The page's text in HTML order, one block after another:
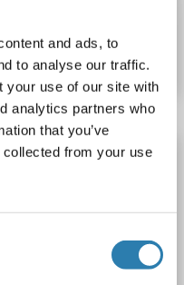
and ads, to
to analyse our traffic.
your use of our site with
analytics partners who
that you’ve
collected from your use
Rat, Porc